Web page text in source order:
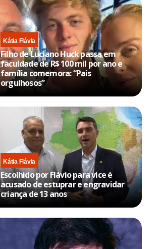
Kátia Flávia
Filho de Luciano Huck passa em
faculdade de R$ 100 mil por ano e
família comemora: “Pais
orgulhosos”
Kátia Flávia
Escolhido por Flávio para vice é
acusado de estuprar e engravidar
criança de 13 anos